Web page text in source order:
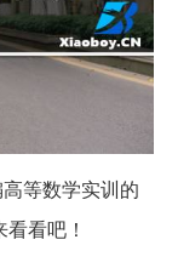
等数学实训的
看吧！